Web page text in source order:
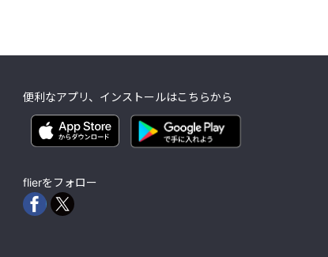
便利なアプリ、インストールはこちらから
flierをフォロー